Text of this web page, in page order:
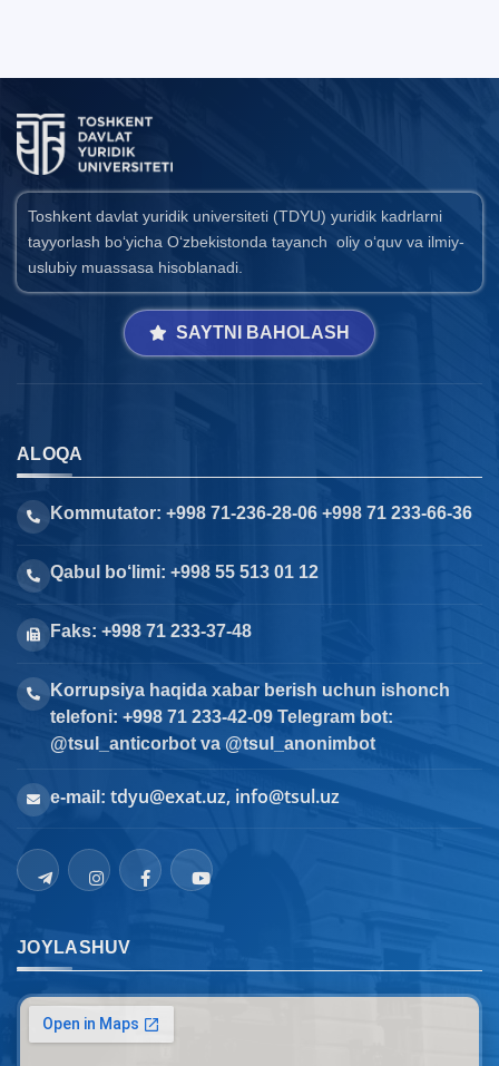
Toshkent davlat yuridik universiteti (TDYU) yuridik kadrlarni
tayyorlash bo‘yicha O‘zbekistonda tayanch oliy o‘quv va ilmiy-
uslubiy muassasa hisoblanadi.
SAYTNI BAHOLASH
ALOQA
Kommutator: +998 71-236-28-06 +998 71 233-66-36
Qabul bo‘limi: +998 55 513 01 12
Faks: +998 71 233-37-48
Korrupsiya haqida xabar berish uchun ishonch
telefoni: +998 71 233-42-09 Telegram bot:
@tsul_anticorbot va @tsul_anonimbot
e-mail: tdyu@exat.uz, info@tsul.uz
JOYLASHUV